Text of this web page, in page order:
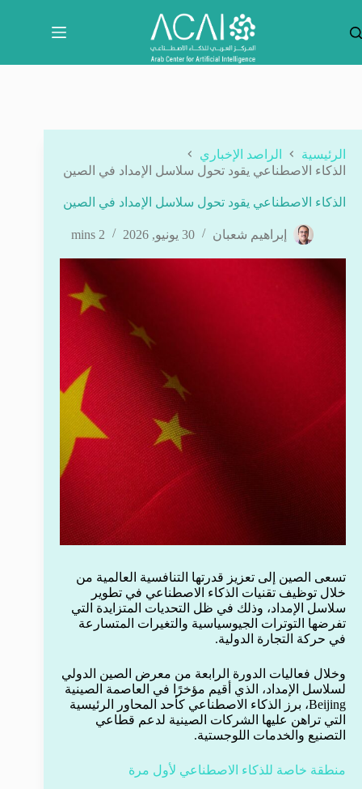
المحتوى
الرئيسية
الراصد الإخباري
الذكاء الاصطناعي يقود تحول سلاسل الإمداد في الصين
الذكاء الاصطناعي يقود تحول سلاسل الإمداد في الصين
إبراهيم شعبان 30 يونيو, 2026 2 mins
تسعى الصين إلى تعزيز قدرتها التنافسية العالمية من
خلال توظيف تقنيات الذكاء الاصطناعي في تطوير
سلاسل الإمداد، وذلك في ظل التحديات المتزايدة التي
تفرضها التوترات الجيوسياسية والتغيرات المتسارعة
في حركة التجارة الدولية.
وخلال فعاليات الدورة الرابعة من معرض الصين الدولي
لسلاسل الإمداد، الذي أقيم مؤخرًا في العاصمة الصينية
Beijing، برز الذكاء الاصطناعي كأحد المحاور الرئيسية
التي تراهن عليها الشركات الصينية لدعم قطاعي
التصنيع والخدمات اللوجستية.
منطقة خاصة للذكاء الاصطناعي لأول مرة